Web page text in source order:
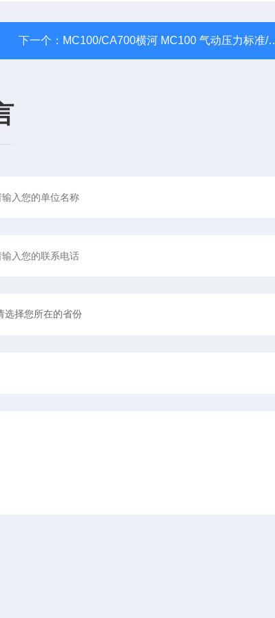
下一个： MC100/CA700横河 MC100 气动压力标准/CA700压力校准器